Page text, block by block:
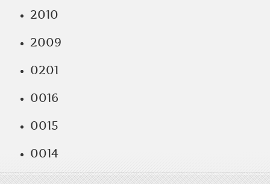
2010
2009
0201
0016
0015
0014